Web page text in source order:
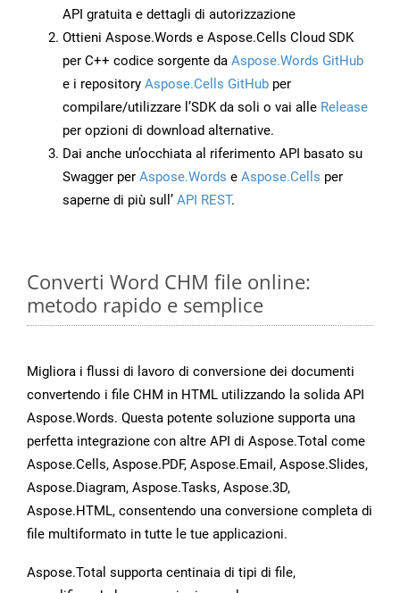
API gratuita e dettagli di autorizzazione
Ottieni Aspose.Words e Aspose.Cells Cloud SDK
per C++ codice sorgente da Aspose.Words GitHub
e i repository Aspose.Cells GitHub per
compilare/utilizzare l’SDK da soli o vai alle Release
per opzioni di download alternative.
Dai anche un’occhiata al riferimento API basato su
Swagger per Aspose.Words e Aspose.Cells per
saperne di più sull’ API REST.
Converti Word CHM file online:
metodo rapido e semplice
Migliora i flussi di lavoro di conversione dei documenti
convertendo i file CHM in HTML utilizzando la solida API
Aspose.Words. Questa potente soluzione supporta una
perfetta integrazione con altre API di Aspose.Total come
Aspose.Cells, Aspose.PDF, Aspose.Email, Aspose.Slides,
Aspose.Diagram, Aspose.Tasks, Aspose.3D,
Aspose.HTML, consentendo una conversione completa di
file multiformato in tutte le tue applicazioni.
Aspose.Total supporta centinaia di tipi di file,